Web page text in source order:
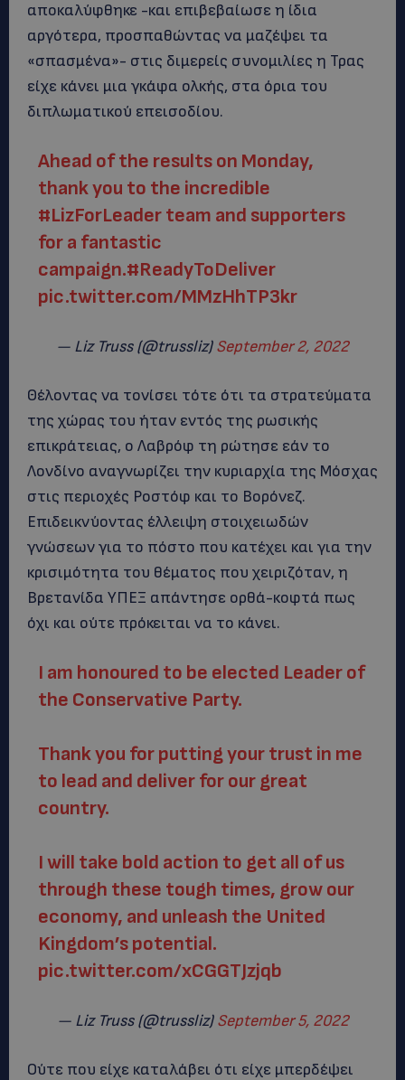
αποκαλύφθηκε -και επιβεβαίωσε η ίδια
αργότερα, προσπαθώντας να μαζέψει τα
«σπασμένα»- στις διμερείς συνομιλίες η Τρας
είχε κάνει μια γκάφα ολκής, στα όρια του
διπλωματικού επεισοδίου.
Ahead of the results on Monday,
thank you to the incredible
#LizForLeaderteam and supporters
for a fantastic
campaign.#ReadyToDeliver
pic.twitter.com/MMzHhTP3kr
— Liz Truss (@trussliz)September 2, 2022
Θέλοντας να τονίσει τότε ότι τα στρατεύματα
της χώρας του ήταν εντός της ρωσικής
επικράτειας, ο Λαβρόφ τη ρώτησε εάν το
Λονδίνο αναγνωρίζει την κυριαρχία της Μόσχας
στις περιοχές Ροστόφ και το Βορόνεζ.
Επιδεικνύοντας έλλειψη στοιχειωδών
γνώσεων για το πόστο που κατέχει και για την
κρισιμότητα του θέματος που χειριζόταν, η
Βρετανίδα ΥΠΕΞ απάντησε ορθά-κοφτά πως
όχι και ούτε πρόκειται να το κάνει.
I am honoured to be elected Leader of
the Conservative Party.
Thank you for putting your trust in me
to lead and deliver for our great
country.
I will take bold action to get all of us
through these tough times, grow our
economy, and unleash the United
Kingdom’s potential.
pic.twitter.com/xCGGTJzjqb
— Liz Truss (@trussliz)September 5, 2022
Ούτε που είχε καταλάβει ότι είχε μπερδέψει